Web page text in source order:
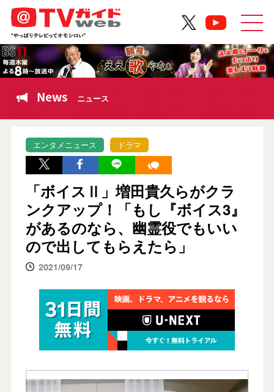
News ニュース
エンタメニュース ドラマ
「ボイスⅡ」増田貴久らがクラ
ンクアップ！「もし『ボイス3』
があるのなら、幽霊役でもいい
ので出してもらえたら」
2021/09/17